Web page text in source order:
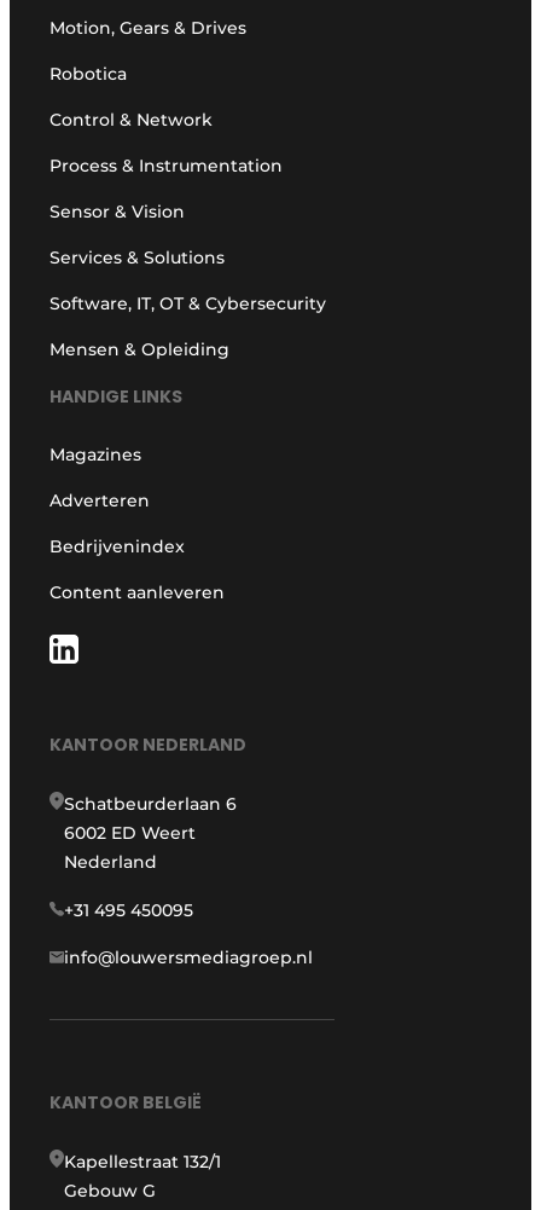
Motion, Gears & Drives
Robotica
Control & Network
Process & Instrumentation
Sensor & Vision
Services & Solutions
Software, IT, OT & Cybersecurity
Mensen & Opleiding
HANDIGE LINKS
Magazines
Adverteren
Bedrijvenindex
Content aanleveren
KANTOOR NEDERLAND
Schatbeurderlaan 6
6002 ED Weert
Nederland
+31 495 450095
info@louwersmediagroep.nl
KANTOOR BELGIË
Kapellestraat 132/1
Gebouw G